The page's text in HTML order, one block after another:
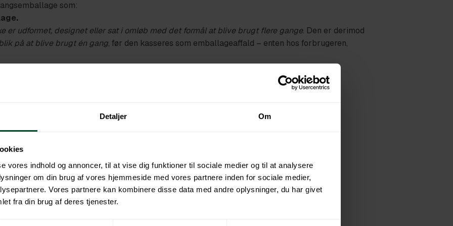
Detaljer Om
vores indhold og annoncer, til at vise dig funktioner til sociale medier og til at analysere
om din brug af vores hjemmeside med vores partnere inden for sociale medier,
Vores partnere kan kombinere disse data med andre oplysninger, du har givet
fra din brug af deres tjenester.
som:
er udformet, designet eller sat i omløb med det formål at blive brugt flere gange. Den er derimod
på at blive brugt én gang, før den kasseres som emballageaffald – enten hos forbrugeren,
engangsemballage?
præsentation af en vare.
affald
forbrugeren